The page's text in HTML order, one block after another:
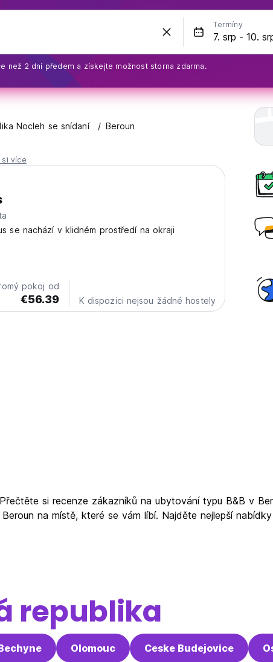
Termíny
než 2 dní předem a získejte možnost storna zdarma.
Nocleh se snídaní Beroun
si více
se nachází v klidném prostředí na okraji
pokoj od
€56.39 K dispozici nejsou žádné hostely
si recenze zákazníků na ubytování typu B&B v
na místě, které se vám líbí. Najděte nejlepší
republika
Olomouc Ceske Budejovice